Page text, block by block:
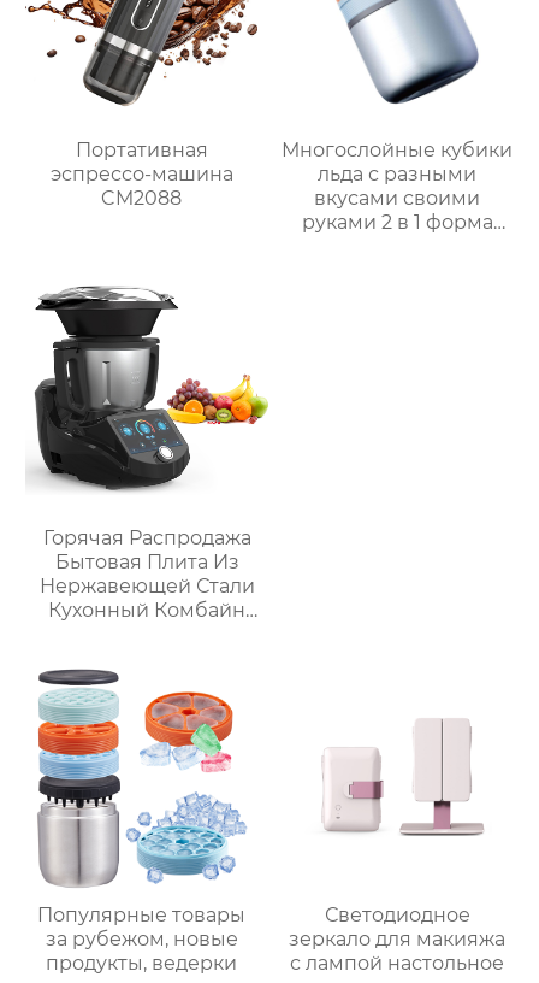
Портативная
эспрессо-машина
CM2088
Многослойные кубики
льда с разными
вкусами своими
руками 2 в 1 форма
Горячая Распродажа
Бытовая Плита Из
Нержавеющей Стали
Кухонный Комбайн
Робот De Cocina
Популярные товары
за рубежом, новые
продукты, ведерки
Светодиодное
зеркало для макияжа
с лампой настольное